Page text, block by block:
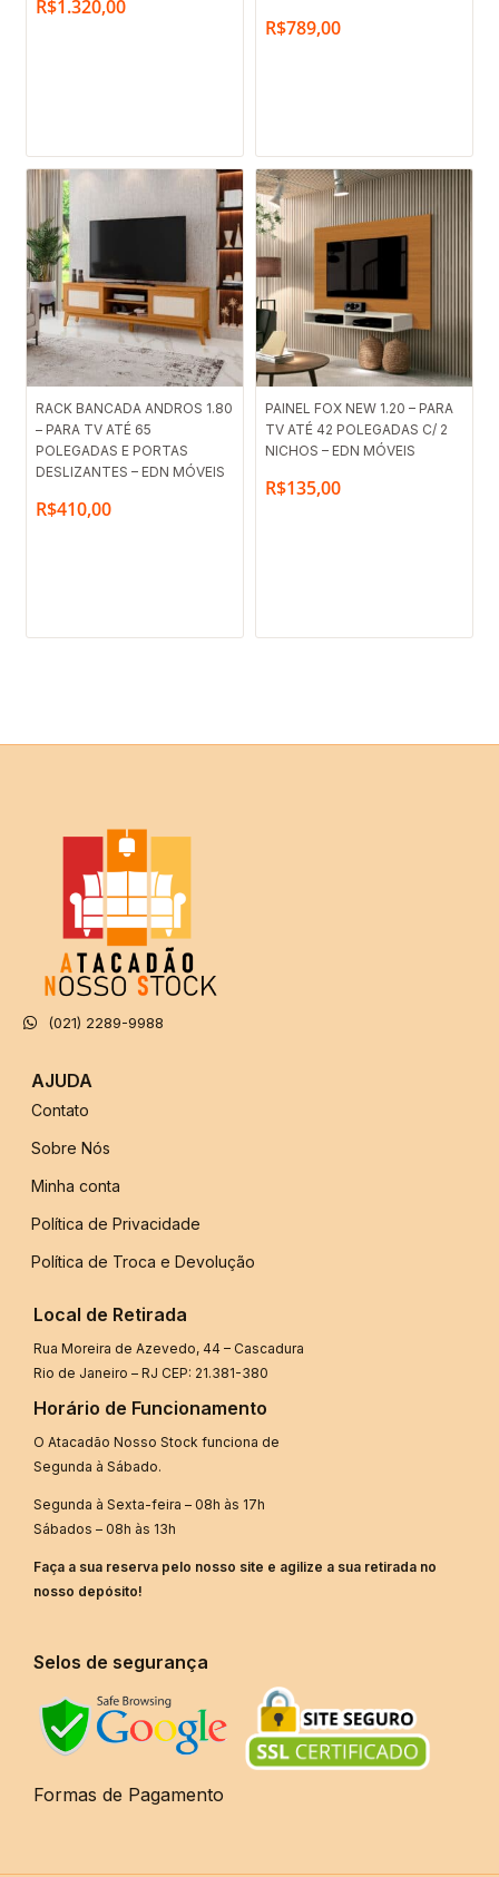
R$1.320,00
R$789,00
RACK BANCADA ANDROS 1.80
– PARA TV ATÉ 65
POLEGADAS E PORTAS
DESLIZANTES – EDN MÓVEIS
R$410,00
PAINEL FOX NEW 1.20 – PARA
TV ATÉ 42 POLEGADAS C/ 2
NICHOS – EDN MÓVEIS
R$135,00
(021) 2289-9988
AJUDA
Contato
Sobre Nós
Minha conta
Política de Privacidade
Política de Troca e Devolução
Local de Retirada
Rua Moreira de Azevedo, 44 – Cascadura
Rio de Janeiro – RJ CEP: 21.381-380
Horário de Funcionamento
O Atacadão Nosso Stock funciona de
Segunda à Sábado.
Segunda à Sexta-feira – 08h às 17h
Sábados – 08h às 13h
Faça a sua reserva pelo nosso site e agilize a sua retirada no
nosso depósito!
Selos de segurança
Formas de Pagamento